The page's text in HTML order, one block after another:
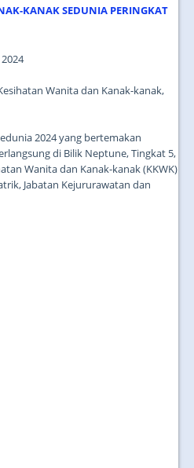
KANAK SEDUNIA PERINGKAT
Wanita dan Kanak-kanak,
2024 yang bertemakan
berlangsung di Bilik Neptune, Tingkat 5,
Wanita dan Kanak-kanak (KKWK)
Jabatan Kejururawatan dan